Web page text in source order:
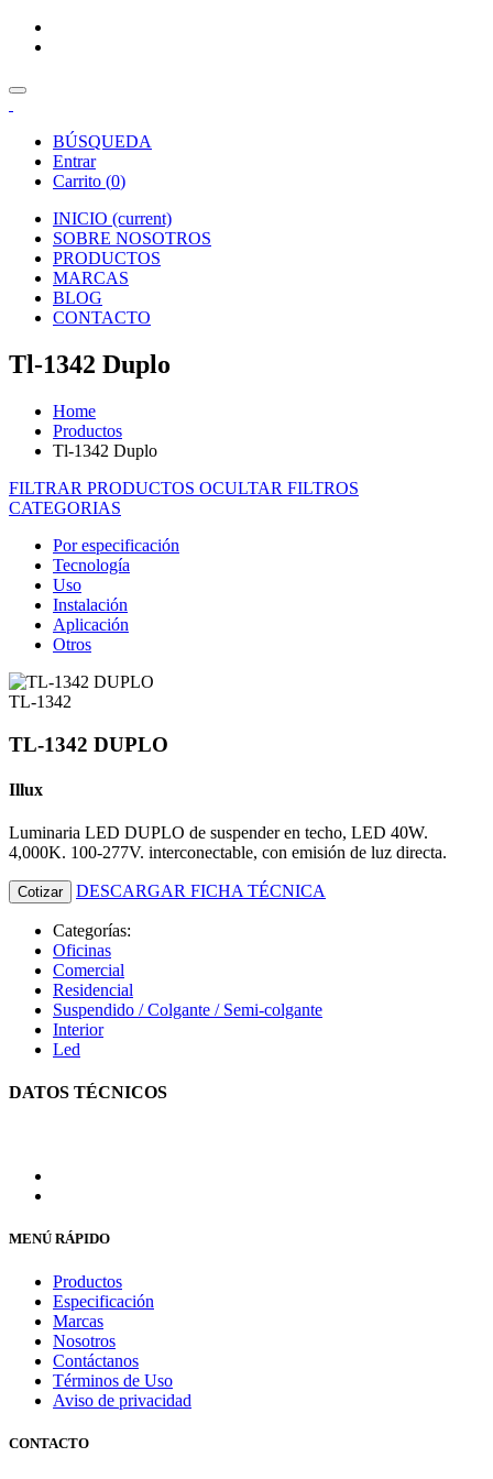
BÚSQUEDA
Entrar
Carrito (0)
INICIO (current)
SOBRE NOSOTROS
PRODUCTOS
MARCAS
BLOG
CONTACTO
Tl-1342 Duplo
Home
Productos
Tl-1342 Duplo
FILTRAR PRODUCTOS OCULTAR FILTROS
CATEGORIAS
Por especificación
Tecnología
Uso
Instalación
Aplicación
Otros
TL-1342
TL-1342 DUPLO
Illux
Luminaria LED DUPLO de suspender en techo, LED 40W.
4,000K. 100-277V. interconectable, con emisión de luz directa.
Cotizar DESCARGAR FICHA TÉCNICA
Categorías:
Oficinas
Comercial
Residencial
Suspendido / Colgante / Semi-colgante
Interior
Led
DATOS TÉCNICOS
MENÚ RÁPIDO
Productos
Especificación
Marcas
Nosotros
Contáctanos
Términos de Uso
Aviso de privacidad
CONTACTO